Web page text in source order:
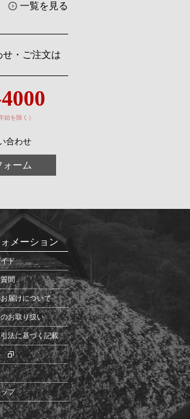
一覧を見る
・ご注文は
を除く）
合わせ
ォーム
メーション
ド
問
届けについて
お取り扱い
法に基づく記載
プ